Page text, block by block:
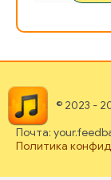
© 2023 -
Почта:
Политика